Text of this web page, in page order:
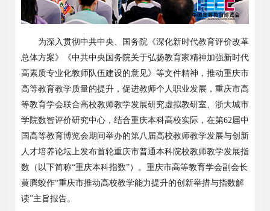
为深入贯彻中共中央、国务院《深化新时代教育评价改革
总体方案》《中共中央国务院关于弘扬教育家精神加强新时代
高素质专业化教师队伍建设的意见》等文件精神，推动重庆市
高等教育教学质量的提升，促进教师个人职业发展，重庆市高
等教育学会联合高校教师教学发展研究虚拟教研室、浙大城市
学院数智评价研究中心，结合重庆本科高校实际， 在第62 届中
国高等教育博览会期间举办的第八届高校教师教学发展与创新
人才培养论坛上 发布首轮重庆市普通本科院校教师教学发展指
数（以下简称“重庆本科指数”）。重庆市高等教育学会副会长
黄腾蛟作“重庆市推动高校教学能力提升的创新举措与指数解
读”主旨报告。